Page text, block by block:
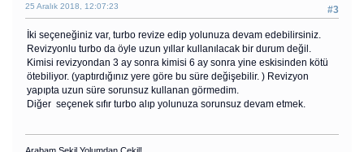
#3
25 Aralık 2018, 12:07:23
İki seçeneğiniz var, turbo revize edip yolunuza devam edebilirsiniz.
Revizyonlu turbo da öyle uzun yıllar kullanılacak bir durum değil.
Kimisi revizyondan 3 ay sonra kimisi 6 ay sonra yine eskisinden kötü
ötebiliyor. (yaptırdığınız yere göre bu süre değişebilir. ) Revizyon
yapıpta uzun süre sorunsuz kullanan görmedim.
Diğer seçenek sıfır turbo alıp yolunuza sorunsuz devam etmek.